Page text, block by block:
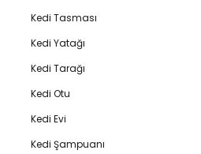
Kedi Tasması
Kedi Yatağı
Kedi Tarağı
Kedi Otu
Kedi Evi
Kedi Şampuanı